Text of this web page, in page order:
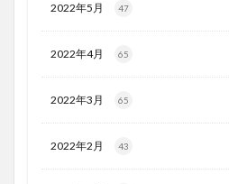
2022年5月 47
2022年4月 65
2022年3月 65
2022年2月 43